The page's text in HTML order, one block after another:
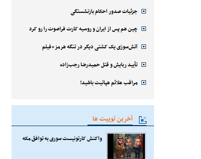
جزئیات صدور احکام بازنشستگی
چین هم پس از ایران و روسیه کارت فراصوت را رو کرد
آتش‌سوزی یک کشتی دیگر در تنگه هرمز+فیلم
تأیید ربایش و قتل حمیدرضا رجب‌زاده
مراقب علائم هپاتیت باشید!
آخرین توییت ها
واکنش کارتونیست سوری به توافق مکه